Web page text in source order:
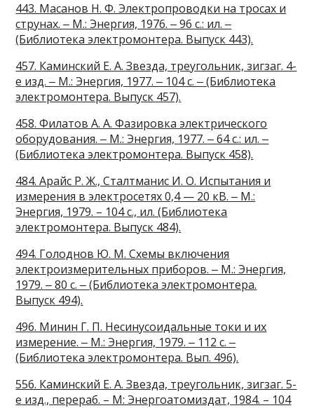
443. Масанов Н. Ф. Электропроводки на тросах и
струнах. ‒ М.: Энергия, 1976. ‒ 96 с.: ил. ‒
(Библиотека электромонтера. Выпуск 443).
457. Каминский Е. А. Звезда, треугольник, зигзаг. 4-
е изд. ‒ М.: Энергия, 1977. ‒ 104 с. ‒ (Библиотека
электромонтера. Выпуск 457).
458. Филатов А. А. Фазировка электрического
оборудования. ‒ М.: Энергия, 1977. ‒ 64 с.: ил. ‒
(Библиотека электромонтера. Выпуск 458).
484. Арайс Р. Ж., Сталтманис И. О. Испытания и
измерения в электросетях 0,4 — 20 кВ. ‒ М.:
Энергия, 1979. – 104 с., ил. (Библиотека
электромонтера. Выпуск 484).
494. Голоднов Ю. М. Схемы включения
электроизмерительных приборов. ‒ М.: Энергия,
1979. ‒ 80 с. ‒ (Библиотека электромонтера.
Выпуск 494).
496. Минин Г. П. Несинусоидальные токи и их
измерение. ‒ М.: Энергия, 1979. ‒ 112 с. ‒
(Библиотека электромонтера. Вып. 496).
556. Каминский Е. А. Звезда, треугольник, зигзаг. 5-
е изд., перераб. – М: Энергоатомиздат, 1984. – 104